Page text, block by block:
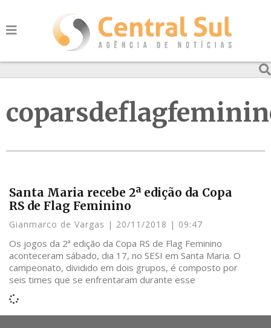
Santa Maria recebe 2ª edição da Copa
RS de Flag Feminino
Gianmarco de Vargas 20/11/2018 09:47
Os jogos da 2ª edição da Copa RS de Flag Feminino
aconteceram sábado, dia 17, no SESI em Santa Maria. O
campeonato, dividido em dois grupos, é composto por
seis times que se enfrentaram durante esse